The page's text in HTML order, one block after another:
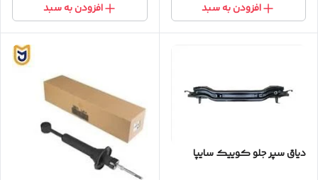
افزودن به سبد افزودن به سبد
دیاق سپر جلو کوییک سایپا